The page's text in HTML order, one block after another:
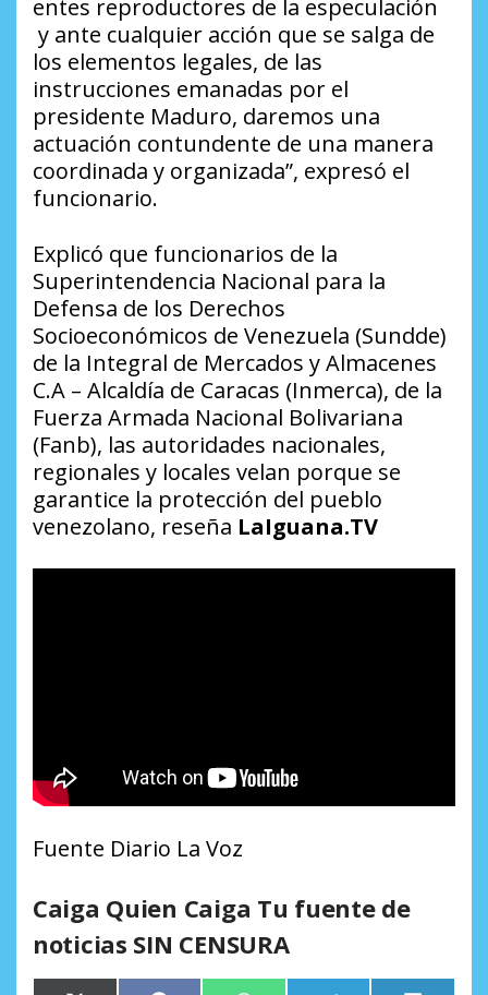
entes reproductores de la especulación
y ante cualquier acción que se salga de
los elementos legales, de las
instrucciones emanadas por el
presidente Maduro, daremos una
actuación contundente de una manera
coordinada y organizada”, expresó el
funcionario.
Explicó que funcionarios de la
Superintendencia Nacional para la
Defensa de los Derechos
Socioeconómicos de Venezuela (Sundde)
de la Integral de Mercados y Almacenes
C.A – Alcaldía de Caracas (Inmerca), de la
Fuerza Armada Nacional Bolivariana
(Fanb), las autoridades nacionales,
regionales y locales velan porque se
garantice la protección del pueblo
venezolano, reseña LaIguana.TV
Fuente Diario La Voz
Caiga Quien Caiga Tu fuente de
noticias SIN CENSURA